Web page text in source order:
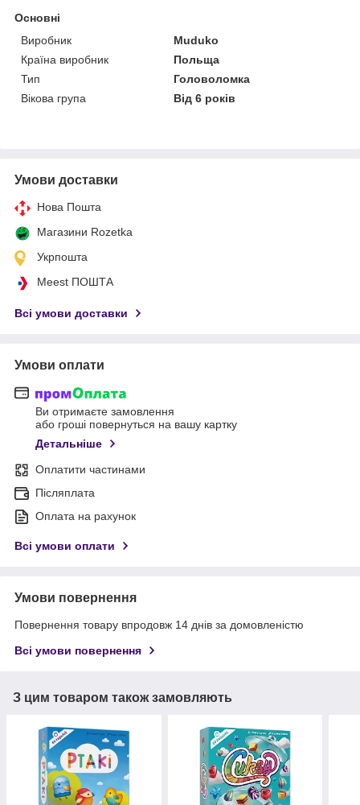
Основні
Виробник
Muduko
Країна виробник
Польща
Тип
Головоломка
Вікова група
Від 6 років
Умови доставки
Нова Пошта
Магазини Rozetka
Укрпошта
Meest ПОШТА
Всі умови доставки
Умови оплати
Ви отримаєте замовлення
або гроші повернуться на вашу картку
Детальніше
Оплатити частинами
Післяплата
Оплата на рахунок
Всі умови оплати
Умови повернення
Повернення товару впродовж 14 днів за домовленістю
Всі умови повернення
З цим товаром також замовляють